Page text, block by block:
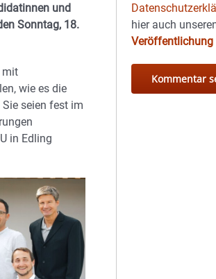
und
Sonntag, 18.
mit
wie es die
seien fest im
in Edling
hier auch